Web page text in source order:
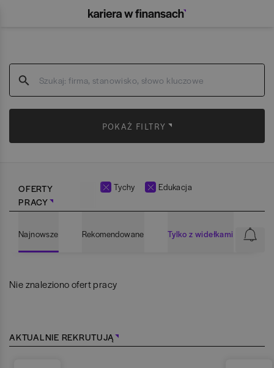
POKAŻ FILTRY
OFERTY
PRACY
Tychy Edukacja
Najnowsze Rekomendowane Tylko z widełkami
Nie znaleziono ofert pracy
AKTUALNIE REKRUTUJĄ